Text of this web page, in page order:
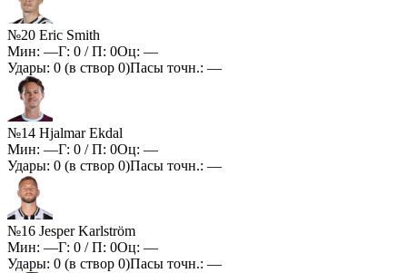
№20 Eric Smith
Мин: —Г: 0 / П: 0Оц: —
Удары: 0 (в створ 0)Пасы точн.: —
№14 Hjalmar Ekdal
Мин: —Г: 0 / П: 0Оц: —
Удары: 0 (в створ 0)Пасы точн.: —
№16 Jesper Karlström
Мин: —Г: 0 / П: 0Оц: —
Удары: 0 (в створ 0)Пасы точн.: —